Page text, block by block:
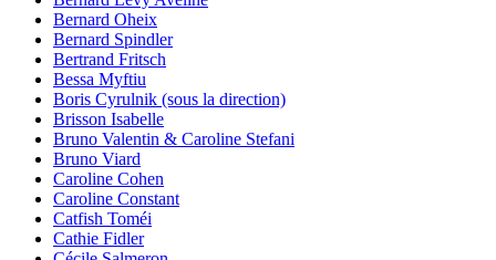
Bernard Oheix
Bernard Spindler
Bertrand Fritsch
Bessa Myftiu
Boris Cyrulnik (sous la direction)
Brisson Isabelle
Bruno Valentin & Caroline Stefani
Bruno Viard
Caroline Cohen
Caroline Constant
Catfish Toméi
Cathie Fidler